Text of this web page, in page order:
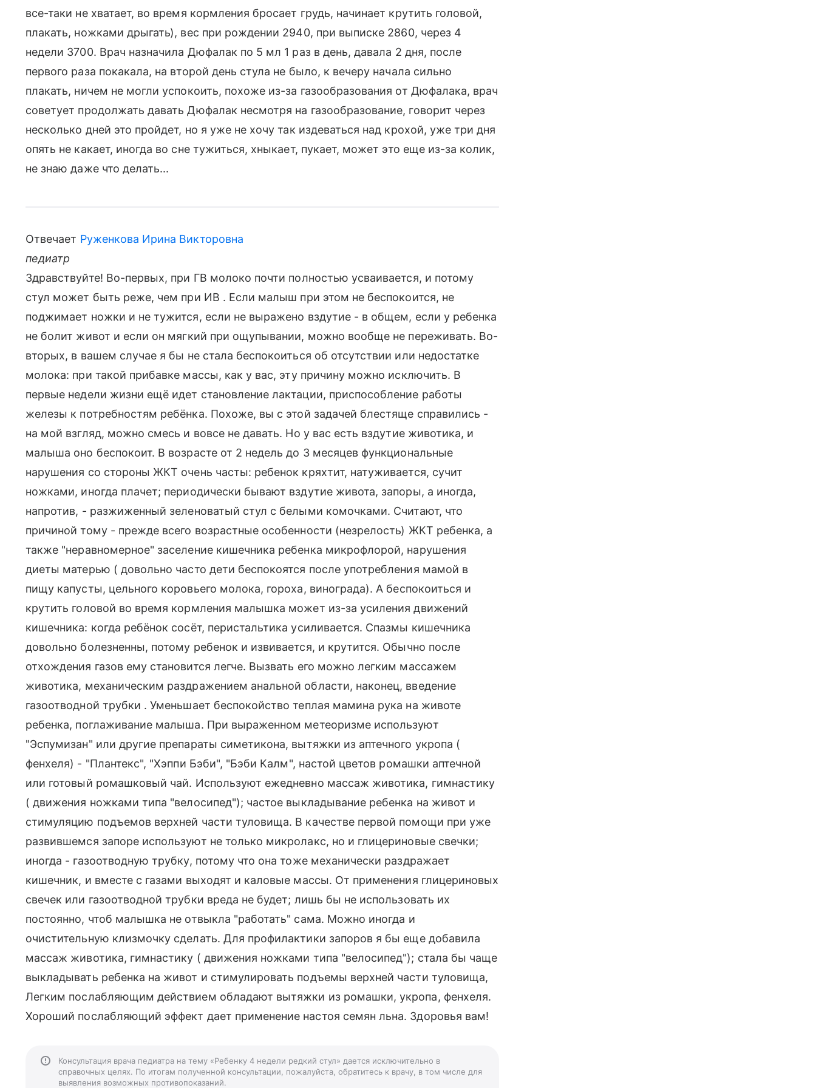
все-таки не хватает, во время кормления бросает грудь, начинает крутить головой,
плакать, ножками дрыгать), вес при рождении 2940, при выписке 2860, через 4
недели 3700. Врач назначила Дюфалак по 5 мл 1 раз в день, давала 2 дня, после
первого раза покакала, на второй день стула не было, к вечеру начала сильно
плакать, ничем не могли успокоить, похоже из-за газообразования от Дюфалака, врач
советует продолжать давать Дюфалак несмотря на газообразование, говорит через
несколько дней это пройдет, но я уже не хочу так издеваться над крохой, уже три дня
опять не какает, иногда во сне тужиться, хныкает, пукает, может это еще из-за колик,
не знаю даже что делать...
Отвечает Руженкова Ирина Викторовна
педиатр
Здравствуйте! Во-первых, при ГВ молоко почти полностью усваивается, и потому
стул может быть реже, чем при ИВ . Если малыш при этом не беспокоится, не
поджимает ножки и не тужится, если не выражено вздутие - в общем, если у ребенка
не болит живот и если он мягкий при ощупывании, можно вообще не переживать. Во-
вторых, в вашем случае я бы не стала беспокоиться об отсутствии или недостатке
молока: при такой прибавке массы, как у вас, эту причину можно исключить. В
первые недели жизни ещё идет становление лактации, приспособление работы
железы к потребностям ребёнка. Похоже, вы с этой задачей блестяще справились -
на мой взгляд, можно смесь и вовсе не давать. Но у вас есть вздутие животика, и
малыша оно беспокоит. В возрасте от 2 недель до 3 месяцев функциональные
нарушения со стороны ЖКТ очень часты: ребенок кряхтит, натуживается, сучит
ножками, иногда плачет; периодически бывают вздутие живота, запоры, а иногда,
напротив, - разжиженный зеленоватый стул с белыми комочками. Считают, что
причиной тому - прежде всего возрастные особенности (незрелость) ЖКТ ребенка, а
также "неравномерное" заселение кишечника ребенка микрофлорой, нарушения
диеты матерью ( довольно часто дети беспокоятся после употребления мамой в
пищу капусты, цельного коровьего молока, гороха, винограда). А беспокоиться и
крутить головой во время кормления малышка может из-за усиления движений
кишечника: когда ребёнок сосёт, перистальтика усиливается. Спазмы кишечника
довольно болезненны, потому ребенок и извивается, и крутится. Обычно после
отхождения газов ему становится легче. Вызвать его можно легким массажем
животика, механическим раздражением анальной области, наконец, введение
газоотводной трубки . Уменьшает беспокойство теплая мамина рука на животе
ребенка, поглаживание малыша. При выраженном метеоризме используют
"Эспумизан" или другие препараты симетикона, вытяжки из аптечного укропа (
фенхеля) - "Плантекс", "Хэппи Бэби", "Бэби Калм", настой цветов ромашки аптечной
или готовый ромашковый чай. Используют ежедневно массаж животика, гимнастику
( движения ножками типа "велосипед"); частое выкладывание ребенка на живот и
стимуляцию подъемов верхней части туловища. В качестве первой помощи при уже
развившемся запоре используют не только микролакс, но и глицериновые свечки;
иногда - газоотводную трубку, потому что она тоже механически раздражает
кишечник, и вместе с газами выходят и каловые массы. От применения глицериновых
свечек или газоотводной трубки вреда не будет; лишь бы не использовать их
постоянно, чтоб малышка не отвыкла "работать" сама. Можно иногда и
очистительную клизмочку сделать. Для профилактики запоров я бы еще добавила
массаж животика, гимнастику ( движения ножками типа "велосипед"); стала бы чаще
выкладывать ребенка на живот и стимулировать подъемы верхней части туловища,
Легким послабляющим действием обладают вытяжки из ромашки, укропа, фенхеля.
Хороший послабляющий эффект дает применение настоя семян льна. Здоровья вам!
Консультация врача педиатра на тему «Ребенку 4 недели редкий стул» дается исключительно в
справочных целях. По итогам полученной консультации, пожалуйста, обратитесь к врачу, в том числе для
выявления возможных противопоказаний.